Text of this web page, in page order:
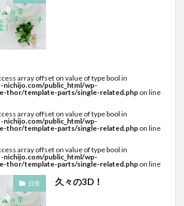
array offset on value of type bool in
public_html/wp-
thor/template-parts/single-related.php on line
array offset on value of type bool in
public_html/wp-
thor/template-parts/single-related.php on line
array offset on value of type bool in
public_html/wp-
thor/template-parts/single-related.php on line
日常 久々の3D！